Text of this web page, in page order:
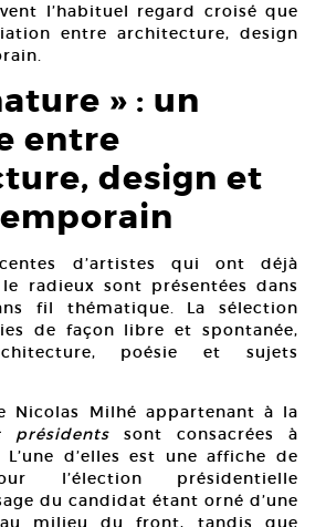
l’habituel regard croisé que
entre architecture, design
» : un
entre
design et
d’artistes qui ont déjà
radieux sont présentées dans
fil thématique. La sélection
de façon libre et spontanée,
poésie et sujets
Nicolas Milhé appartenant à la
présidents sont consacrées à
L’une d’elles est une affiche de
l’élection présidentielle
du candidat étant orné d’une
milieu du front, tandis que